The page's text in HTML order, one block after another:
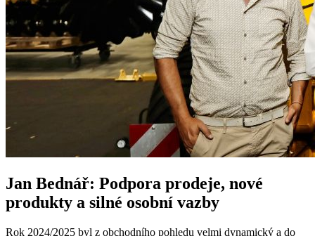
Jan Bednář: Podpora prodeje, nové
produkty a silné osobní vazby
Rok 2024/2025 byl z obchodního pohledu velmi dynamický a do